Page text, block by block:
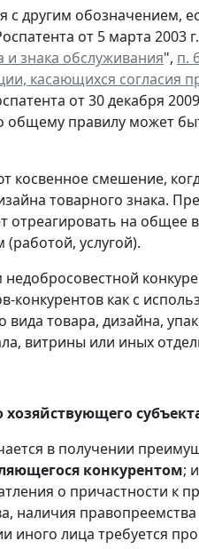
другим обозначением,
от 5 марта 2003
и знака обслуживания", п.
касающихся согласия
от 30 декабря
правилу может
смешение,
товарного знака.
на общее
услугой).
как с
товара, дизайна,
витрины или иных
в получении
конкурентом;
о причастности к
наличия
иного лица требуется